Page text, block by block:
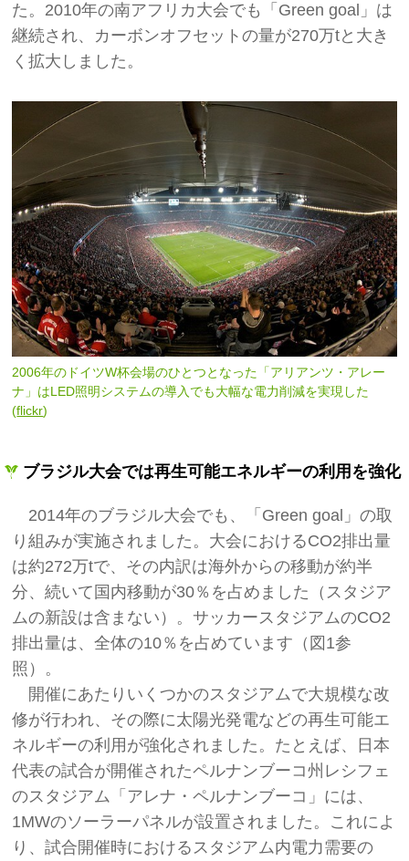
た。2010年の南アフリカ大会でも「Green goal」は
継続され、カーボンオフセットの量が270万tと大き
く拡大しました。
2006年のドイツW杯会場のひとつとなった「アリアンツ・アレー
ナ」はLED照明システムの導入でも大幅な電力削減を実現した
(flickr)
ブラジル大会では再生可能エネルギーの利用を強化
2014年のブラジル大会でも、「Green goal」の取
り組みが実施されました。大会におけるCO2排出量
は約272万tで、その内訳は海外からの移動が約半
分、続いて国内移動が30％を占めました（スタジア
ムの新設は含まない）。サッカースタジアムのCO2
排出量は、全体の10％を占めています（図1参
照）。
開催にあたりいくつかのスタジアムで大規模な改
修が行われ、その際に太陽光発電などの再生可能エ
ネルギーの利用が強化されました。たとえば、日本
代表の試合が開催されたペルナンブーコ州レシフェ
のスタジアム「アレナ・ペルナンブーコ」には、
1MWのソーラーパネルが設置されました。これによ
り、試合開催時におけるスタジアム内電力需要の